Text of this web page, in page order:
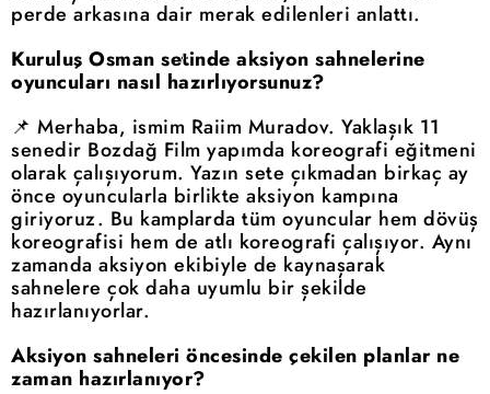
perde arkasına dair merak edilenleri anlattı.
Kuruluş Osman setinde aksiyon sahnelerine
oyuncuları nasıl hazırlıyorsunuz?
📌 Merhaba, ismim Raiim Muradov. Yaklaşık 11
senedir Bozdağ Film yapımda koreografi eğitmeni
olarak çalışıyorum. Yazın sete çıkmadan birkaç ay
önce oyuncularla birlikte aksiyon kampına
giriyoruz. Bu kamplarda tüm oyuncular hem dövüş
koreografisi hem de atlı koreografi çalışıyor. Aynı
zamanda aksiyon ekibiyle de kaynaşarak
sahnelere çok daha uyumlu bir şekilde
hazırlanıyorlar.
Aksiyon sahneleri öncesinde çekilen planlar ne
zaman hazırlanıyor?